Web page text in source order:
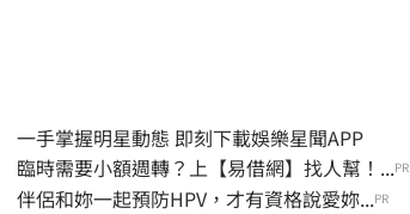
一手掌握明星動態 即刻下載娛樂星聞APP
臨時需要小額週轉？上【易借網】找人幫！...PR
伴侶和妳一起預防HPV，才有資格說愛妳...PR